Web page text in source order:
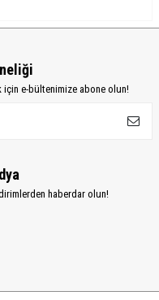
için e-bültenimize abone olun!
haberdar olun!